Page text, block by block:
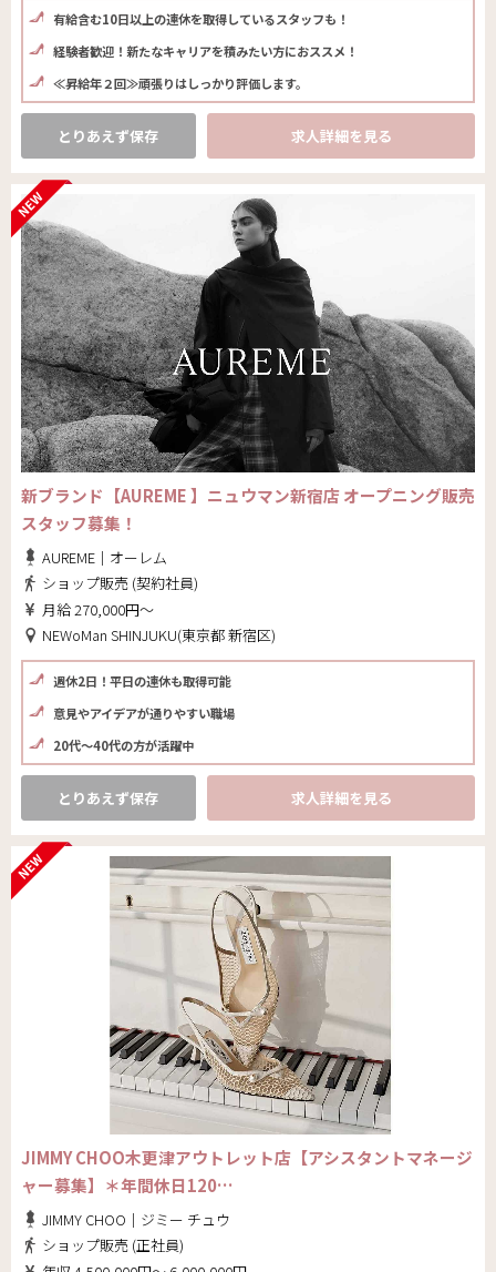
有給含む10日以上の連休を取得しているスタッフも！
経験者歓迎！新たなキャリアを積みたい方におススメ！
≪昇給年２回≫頑張りはしっかり評価します。
とりあえず保存 求人詳細を見る
新ブランド【AUREME 】ニュウマン新宿店 オープニング販売
スタッフ募集！
AUREME｜オーレム
ショップ販売 (契約社員)
月給 270,000円～
NEWoMan SHINJUKU(東京都 新宿区)
週休2日！平日の連休も取得可能
意見やアイデアが通りやすい職場
20代～40代の方が活躍中
とりあえず保存 求人詳細を見る
JIMMY CHOO木更津アウトレット店【アシスタントマネージ
ャー募集】＊年間休日120…
JIMMY CHOO｜ジミー チュウ
ショップ販売 (正社員)